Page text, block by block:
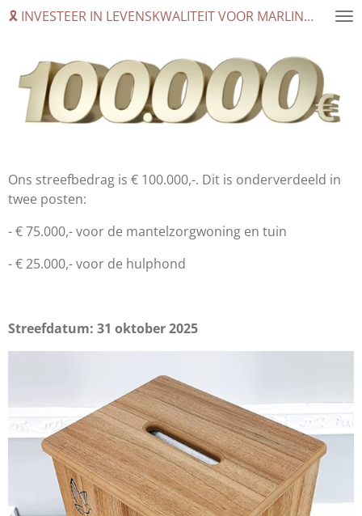
Ga
de
hoofdinhoud
🎗️ INVESTEER IN LEVENSKWALITEIT VOOR MARLINDE
Ons streefbedrag is € 100.000,-. Dit is onderverdeeld in
twee posten:
- € 75.000,- voor de mantelzorgwoning en tuin
- € 25.000,- voor de hulphond
Streefdatum: 31 oktober 2025